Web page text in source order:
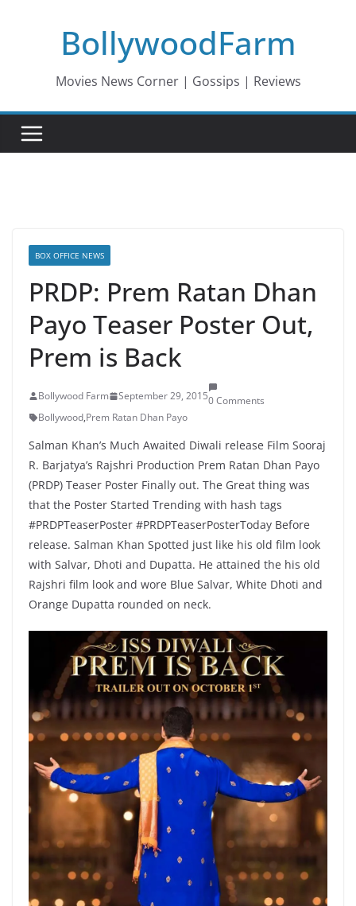
BollywoodFarm
Movies News Corner | Gossips | Reviews
BOX OFFICE NEWS
PRDP: Prem Ratan Dhan
Payo Teaser Poster Out,
Prem is Back
Bollywood Farm September 29, 20150 Comments
Bollywood,Prem Ratan Dhan Payo
Salman Khan’s Much Awaited Diwali release Film Sooraj
R. Barjatya’s Rajshri Production Prem Ratan Dhan Payo
(PRDP) Teaser Poster Finally out. The Great thing was
that the Poster Started Trending with hash tags
#PRDPTeaserPoster #PRDPTeaserPosterToday Before
release. Salman Khan Spotted just like his old film look
with Salvar, Dhoti and Dupatta. He attained the his old
Rajshri film look and wore Blue Salvar, White Dhoti and
Orange Dupatta rounded on neck.